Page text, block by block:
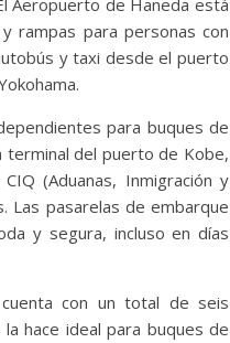
Aeropuerto de Haneda está
rampas para personas con
y taxi desde el puerto
para buques de
terminal del puerto de Kobe,
(Aduanas, Inmigración y
Las pasarelas de embarque
y segura, incluso en días
con un total de seis
hace ideal para buques de